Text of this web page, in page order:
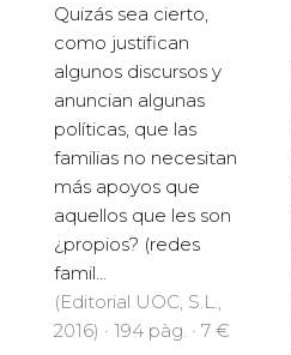
Quizás sea cierto,
como justifican
algunos discursos y
anuncian algunas
políticas, que las
familias no necesitan
más apoyos que
aquellos que les son
¿propios? (redes
famil...
(Editorial UOC, S.L.,
2016) · 194 pàg. · 7 €